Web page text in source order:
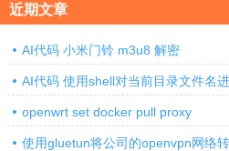
近期文章
AI代码 小米门铃 m3u8 解密
AI代码 使用shell对当前目录文件名
openwrt set docker pull proxy
使用gluetun将公司的openvpn网络